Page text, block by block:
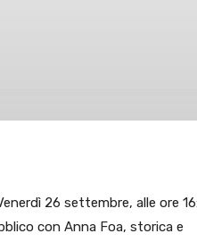
26 settembre, alle ore
con Anna Foa, storica e